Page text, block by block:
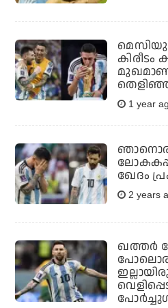
കിരീടം
1 year
ഖേദം
2 years
ഖത്തര്‍
പോലൊരു